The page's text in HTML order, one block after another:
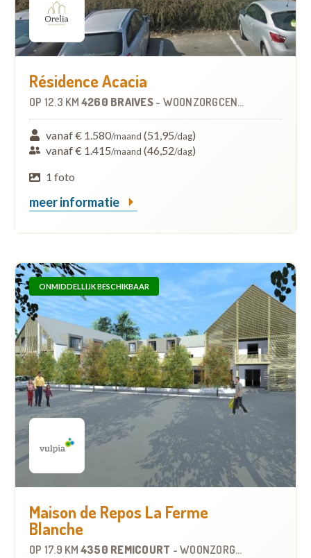
Résidence Acacia
OP 12.3 KM 4260 BRAIVES - WOONZORGCENTRUM (WZC)
vanaf € 1.580/maand (51,95/dag)
vanaf € 1.415/maand (46,52/dag)
1 foto
meer informatie
ONMIDDELLIJK BESCHIKBAAR
Maison de Repos La Ferme
Blanche
OP 17.9 KM 4350 REMICOURT - WOONZORGCENTRUM (WZC)